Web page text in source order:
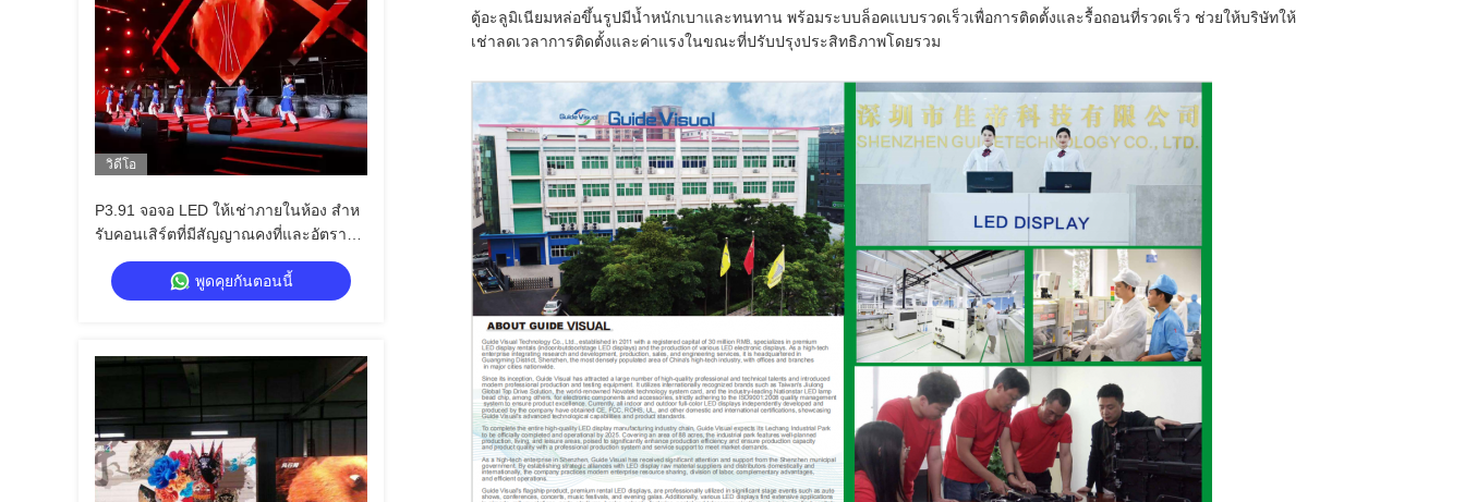
วิดีโอ
P3.91 จอจอ LED ให้เช่าภายในห้อง สําห
รับคอนเสิร์ตที่มีสัญญาณคงที่และอัตรากา
รอัพธรใหม่สูง
พูดคุยกันตอนนี้
ตู้อะลูมิเนียมหล่อขึ้นรูปมีน้ำหนักเบาและทนทาน พร้อมระบบล็อคแบบรวดเร็วเพื่อการติดตั้งและรื้อถอนที่รวดเร็ว ช่วยให้บริษัทให้
เช่าลดเวลาการติดตั้งและค่าแรงในขณะที่ปรับปรุงประสิทธิภาพโดยรวม